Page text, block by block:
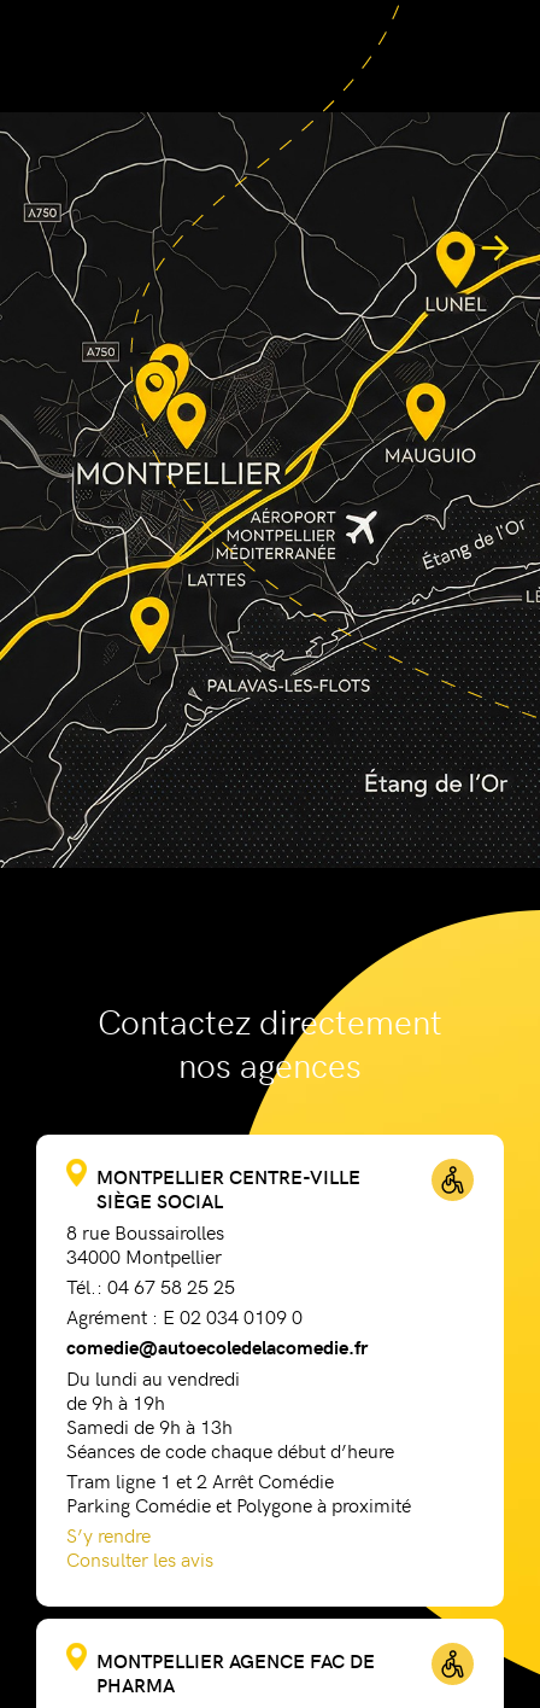
Contactez directement
nos agences
MONTPELLIER CENTRE-VILLE
SIÈGE SOCIAL
8 rue Boussairolles
34000 Montpellier
Tél.: 04 67 58 25 25
Agrément : E 02 034 0109 0
comedie@autoecoledelacomedie.fr
Du lundi au vendredi
de 9h à 19h
Samedi de 9h à 13h
Séances de code chaque début d’heure
Tram ligne 1 et 2 Arrêt Comédie
Parking Comédie et Polygone à proximité
S’y rendre
Consulter les avis
MONTPELLIER AGENCE FAC DE
PHARMA